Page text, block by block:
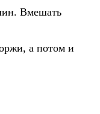
Вмешать
а потом и